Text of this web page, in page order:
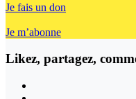
Je fais un don
Je m’abonne
Likez, partagez,